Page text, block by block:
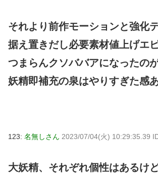
それより前作モーションと強化
据え置きだし必要素材値上げエ
つまらんクソババアになったの
妖精即補充の泉はやりすぎた感
123: 名無しさん 2023/07/04(火) 10:29:35.39
大妖精、それぞれ個性はあるけ